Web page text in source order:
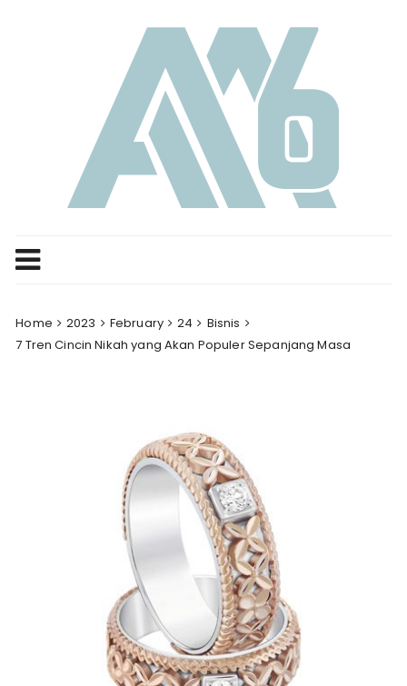
Home 2023 February 24
Bisnis
7 Tren Cincin Nikah yang Akan Populer Sepanjang Masa